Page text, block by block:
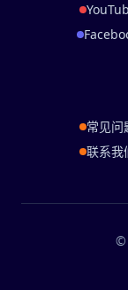
常见问
联系我
©